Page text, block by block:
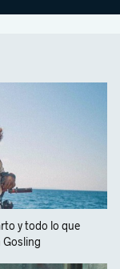
y todo lo que
Gosling